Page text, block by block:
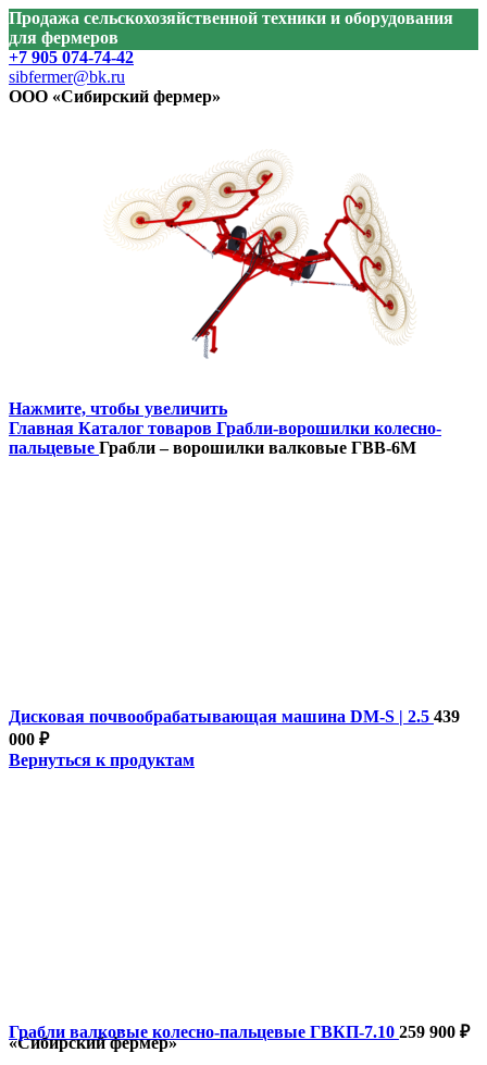
Продажа сельскохозяйственной техники и оборудования
для фермеров
+7 905 074-74-42
sibfermer@bk.ru
ООО «Сибирский фермер»
«Сибирский фермер»
Нажмите, чтобы увеличить
Главная Каталог товаров Грабли-ворошилки колесно-
пальцевые Грабли – ворошилки валковые ГВВ-6М
Дисковая почвообрабатывающая машина DM-S | 2.5 439
000 ₽
Вернуться к продуктам
Грабли валковые колесно-пальцевые ГВКП-7.10 259 900 ₽